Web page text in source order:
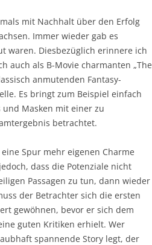
mit Nachhalt über den Erfolg
Immer wieder gab es
waren. Diesbezüglich erinnere ich
auch als B-Movie charmanten „The
anmutenden Fantasy-
Es bringt zum Beispiel einfach
und Masken mit einer zu
betrachtet.
Spur mehr eigenen Charme
dass die Potenziale nicht
Passagen zu tun, dann wieder
der Betrachter sich die ersten
gewöhnen, bevor er sich dem
guten Kritiken erhielt. Wer
spannende Story legt, der